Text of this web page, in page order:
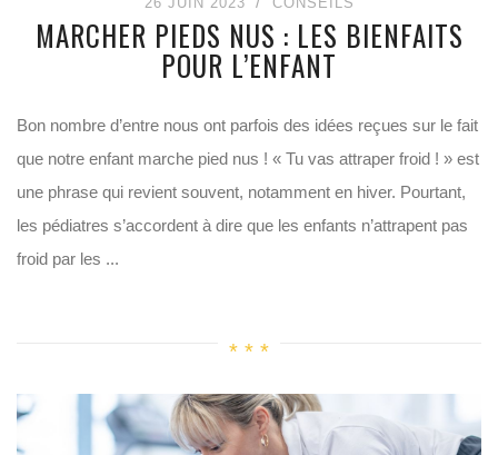
MARCHER PIEDS NUS : LES BIENFAITS
POUR L’ENFANT
Bon nombre d’entre nous ont parfois des idées reçues sur le fait
que notre enfant marche pied nus ! « Tu vas attraper froid ! » est
une phrase qui revient souvent, notamment en hiver. Pourtant,
les pédiatres s’accordent à dire que les enfants n’attrapent pas
froid par les ...